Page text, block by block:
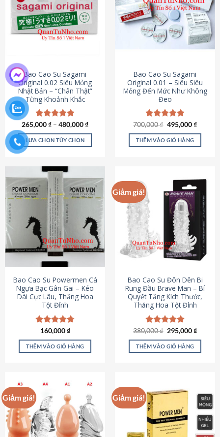
trên
trang
sản
phẩm
Bao Cao Su Sagami
Original 0.02 Siêu Mỏng
Nhật Bản – “Chân Thật”
Từng Khoảnh Khắc
Được xếp
hạng4.87
5 sao
265,000₫ – 480,000₫
LỰA CHỌN TÙY CHỌN
này
có
nhiều
biến
thể.
Các
tùy
chọn
có
chọn
trên
trang
sản
phẩm
Bao Cao Su Sagami
Original 0.01 – Siêu Siêu
Mỏng Đến Mức Như Không
Đeo
Được xếp
hạng4.83
5 sao
700,000₫ Giá
là:
700,000 ₫.
495,000₫Giá
tại
THÊM VÀO GIỎ HÀNG
Bao Cao Su Powermen Cá
Ngựa Bạc Gân Gai – Kéo
Dài Cực Lâu, Thăng Hoa
Tột Đỉnh
Được xếp
hạng4.73
5 sao
160,000₫
THÊM VÀO GIỎ HÀNG
Giảm giá!
Bao Cao Su Đôn Dên Bi
Rung Đầu Brave Man – Bí
Quyết Tăng Kích Thước,
Thăng Hoa Tột Đỉnh
Được xếp
hạng5.00
5 sao
380,000₫ Giá
là:
380,000 ₫.
295,000₫Giá
tại
THÊM VÀO GIỎ HÀNG
Giảm giá! Giảm giá!